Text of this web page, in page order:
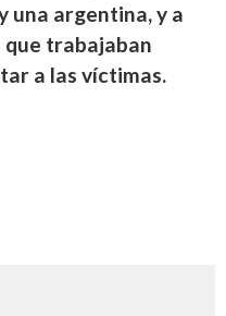
una argentina, y a
que trabajaban
a las víctimas.